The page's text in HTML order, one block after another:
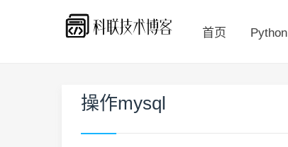
首页 Python
操作mysql